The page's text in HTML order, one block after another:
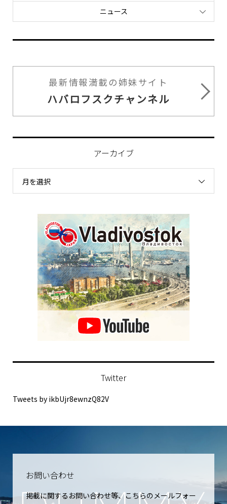
ニュース
最新情報満載の姉妹サイト
ハバロフスクチャンネル
アーカイブ
月を選択
Twitter
Tweets by ikbUjr8ewnzQ82V
お問い合わせ
掲載に関するお問い合わせ等、こちらのメールフォー